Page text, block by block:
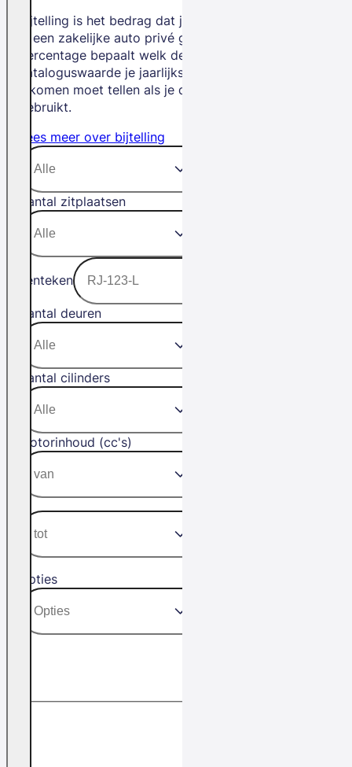
Bijtelling is het bedrag dat je betaalt als
je een zakelijke auto privé gebruikt. Het
percentage bepaalt welk deel van de
cataloguswaarde je jaarlijks bij je
inkomen moet tellen als je de auto privé
gebruikt.
Lees meer over bijtelling
Aantal zitplaatsen
Kenteken
Aantal deuren
Aantal cilinders
Motorinhoud (cc's)
Opties